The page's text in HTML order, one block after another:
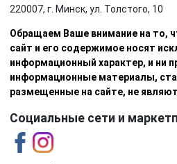
220007, г. Минск, ул. Толстого, 10
Обращаем Ваше внимание на то,
сайт и его содержимое носят
информационный характер, и ни
информационные материалы,
размещенные на сайте, не
Социальные сети и